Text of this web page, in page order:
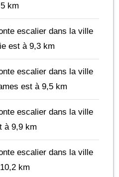
km
escalier dans la ville
est à 9,3 km
escalier dans la ville
est à 9,5 km
escalier dans la ville
à 9,9 km
escalier dans la ville
km